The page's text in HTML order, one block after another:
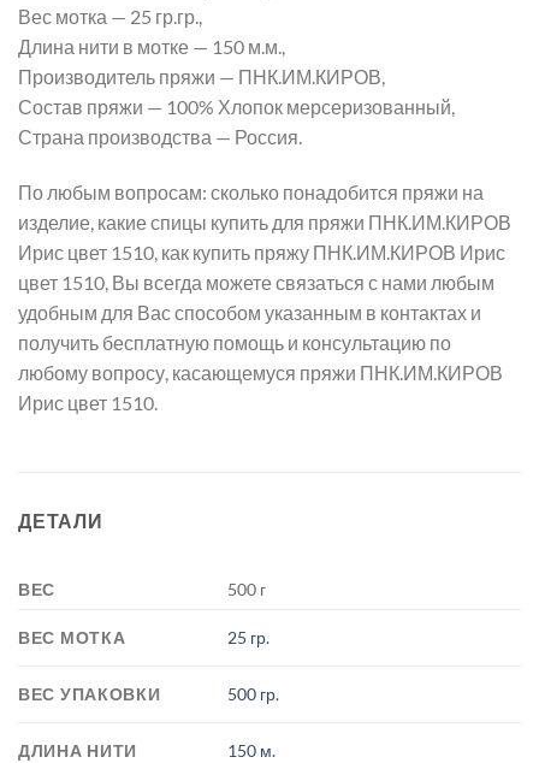
Вес мотка — 25 гр.гр.,
Длина нити в мотке — 150 м.м.,
Производитель пряжи — ПНК.ИМ.КИРОВ,
Состав пряжи — 100% Хлопок мерсеризованный,
Страна производства — Россия.
По любым вопросам: сколько понадобится пряжи на
изделие, какие спицы купить для пряжи ПНК.ИМ.КИРОВ
Ирис цвет 1510, как купить пряжу ПНК.ИМ.КИРОВ Ирис
цвет 1510, Вы всегда можете связаться с нами любым
удобным для Вас способом указанным в контактах и
получить бесплатную помощь и консультацию по
любому вопросу, касающемуся пряжи ПНК.ИМ.КИРОВ
Ирис цвет 1510.
ДЕТАЛИ
ВЕС 500 г
ВЕС МОТКА 25 гр.
ВЕС УПАКОВКИ 500 гр.
ДЛИНА НИТИ 150 м.